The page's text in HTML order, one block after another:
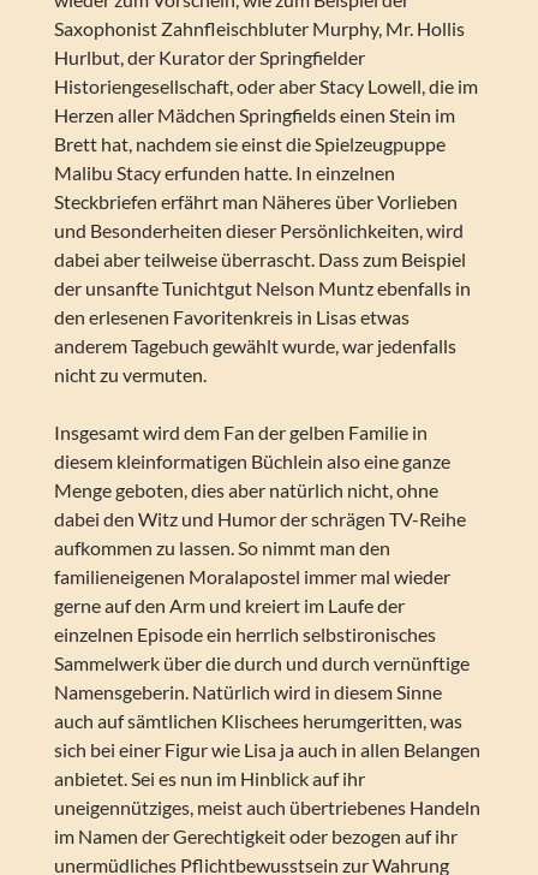
Saxophonist Zahnfleischbluter Murphy, Mr. Hollis
Hurlbut, der Kurator der Springfielder
Historiengesellschaft, oder aber Stacy Lowell, die im
Herzen aller Mädchen Springfields einen Stein im
Brett hat, nachdem sie einst die Spielzeugpuppe
Malibu Stacy erfunden hatte. In einzelnen
Steckbriefen erfährt man Näheres über Vorlieben
und Besonderheiten dieser Persönlichkeiten, wird
dabei aber teilweise überrascht. Dass zum Beispiel
der unsanfte Tunichtgut Nelson Muntz ebenfalls in
den erlesenen Favoritenkreis in Lisas etwas
anderem Tagebuch gewählt wurde, war jedenfalls
nicht zu vermuten.
Insgesamt wird dem Fan der gelben Familie in
diesem kleinformatigen Büchlein also eine ganze
Menge geboten, dies aber natürlich nicht, ohne
dabei den Witz und Humor der schrägen TV-Reihe
aufkommen zu lassen. So nimmt man den
familieneigenen Moralapostel immer mal wieder
gerne auf den Arm und kreiert im Laufe der
einzelnen Episode ein herrlich selbstironisches
Sammelwerk über die durch und durch vernünftige
Namensgeberin. Natürlich wird in diesem Sinne
auch auf sämtlichen Klischees herumgeritten, was
sich bei einer Figur wie Lisa ja auch in allen Belangen
anbietet. Sei es nun im Hinblick auf ihr
uneigennütziges, meist auch übertriebenes Handeln
im Namen der Gerechtigkeit oder bezogen auf ihr
unermüdliches Pflichtbewusstsein zur Wahrung